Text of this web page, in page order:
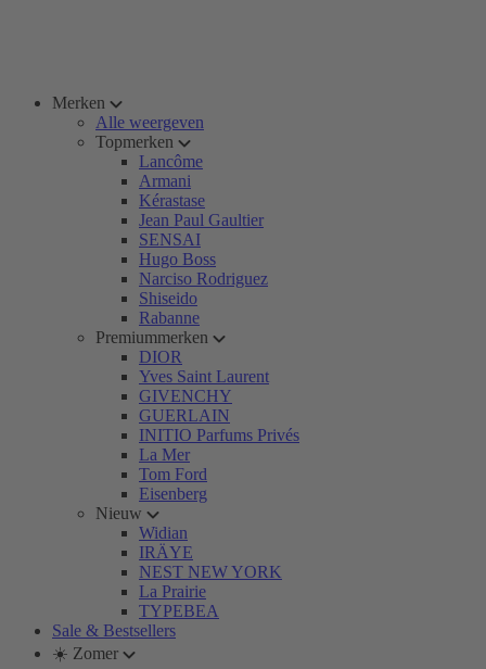
Merken
Alle weergeven
Topmerken
Lancôme
Armani
Kérastase
Jean Paul Gaultier
SENSAI
Hugo Boss
Narciso Rodriguez
Shiseido
Rabanne
Premiummerken
DIOR
Yves Saint Laurent
GIVENCHY
GUERLAIN
INITIO Parfums Privés
La Mer
Tom Ford
Eisenberg
Nieuw
Widian
IRÄYE
NEST NEW YORK
La Prairie
TYPEBEA
Sale & Bestsellers
☀️ Zomer